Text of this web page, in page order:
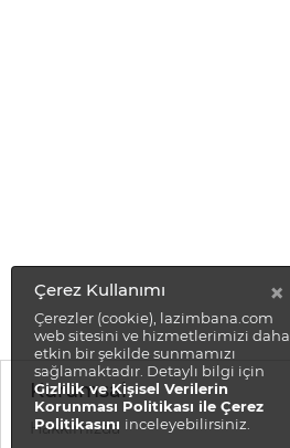
Kurumsal
Hakkımızda
Çerez Kullanımı
Çerezler (cookie), lazimbana.com
web sitesini ve hizmetlerimizi daha
etkin bir şekilde sunmamızı
sağlamaktadır. Detaylı bilgi için
Gizlilik ve Kişisel Verilerin
Korunması Politikası ile Çerez
Politikasını inceleyebilirsiniz.
×